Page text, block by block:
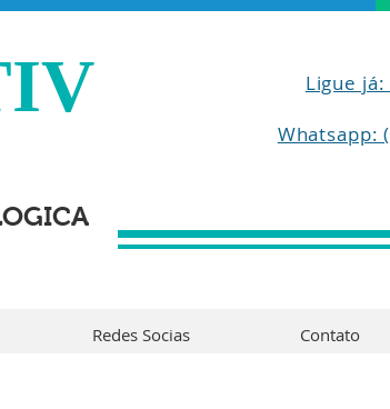
Ligue
Whatsapp:
Redes Socias Contato